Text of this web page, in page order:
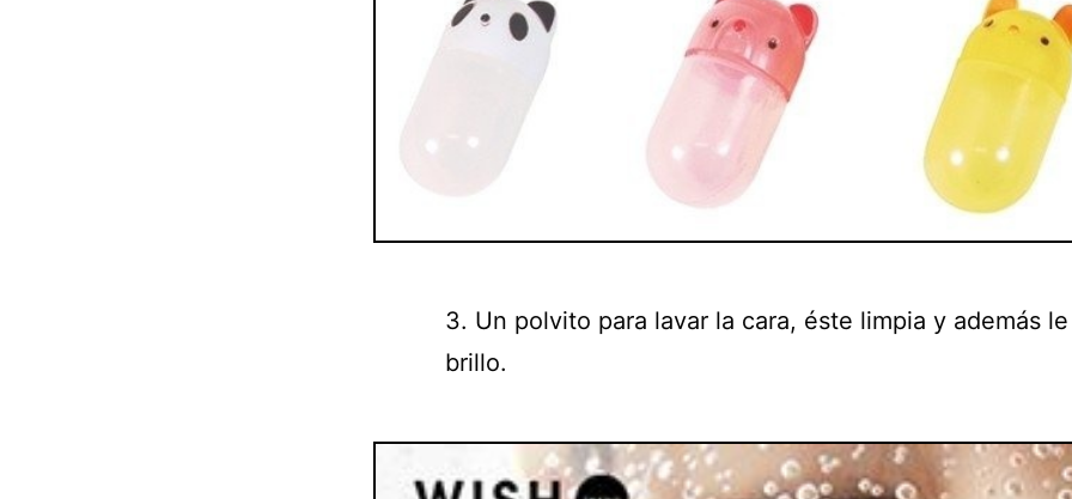
3. Un polvito para lavar la cara, éste limpia y además
brillo.